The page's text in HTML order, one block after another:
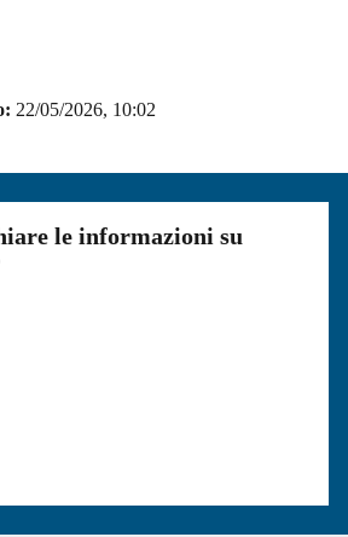
22/05/2026, 10:02
le informazioni su